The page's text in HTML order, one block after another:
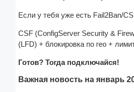
Если у тебя уже есть Fail2Ban/
CSF (ConfigServer Security &
(LFD) + блокировка по гео +
Готов? Тогда подключайся!
Важная новость на январь